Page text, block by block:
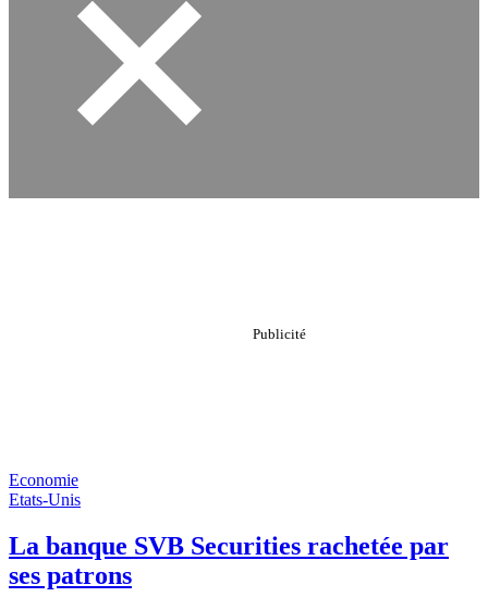
Economie
Etats-Unis
La banque SVB Securities rachetée par
ses patrons